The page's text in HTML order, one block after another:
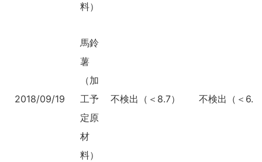
料）
2018/09/19
馬鈴
薯
（加
工予
定原
材
料）
不検出（＜8.7） 不検出（＜6.3